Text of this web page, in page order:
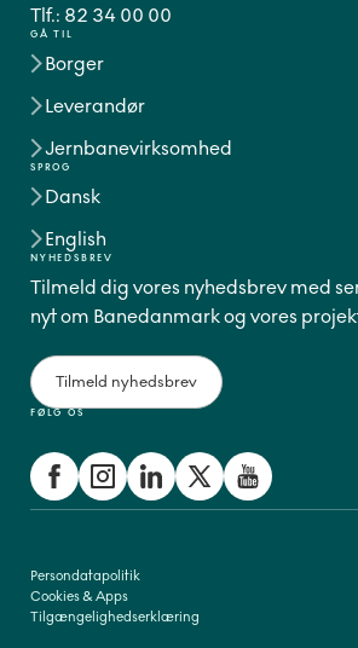
GÅ TIL
Borger
Leverandør
Jernbanevirksomhed
SPROG
Dansk
English
FØLG OS
Tlf.: 82 34 00 00
NYHEDSBREV
Tilmeld dig vores nyhedsbrev med
nyt om Banedanmark og vores
Tilmeld nyhedsbrev
Persondatapolitik
Cookies & Apps
Tilgængelighedserklæring